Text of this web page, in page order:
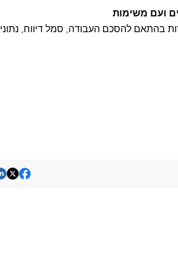
ועם משימות
בהתאם להסכם העבודה, סמל דיווח, נתוני